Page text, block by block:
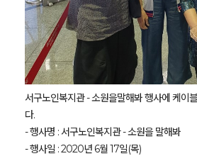
서구노인복지관 - 소원을말해봐 행사에 케이
다.
- 행사명 : 서구노인복지관 - 소원을 말해봐
- 행사일 : 2020년 6월 17일(목)